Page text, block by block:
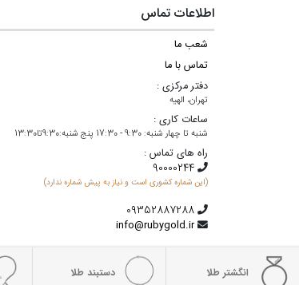
اطلاعات تماس
شعب ما
تماس با ما
دفتر مرکزی :
تهران، الهیه
ساعات کاری :
شنبه تا چهار شنبه: 9:30 - 17:30 پنج شنبه:9:30تا13:30
راه های تماس :
(این شماره کشوری است و نیاز به پیش شماره ندارد)
info@rubygold.ir
انگشتر طلا دستبند طلا